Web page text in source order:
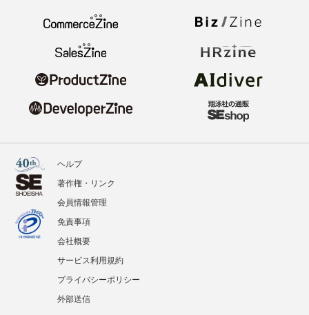
ヘルプ
著作権・リンク
会員情報管理
免責事項
会社概要
サービス利用規約
プライバシーポリシー
外部送信